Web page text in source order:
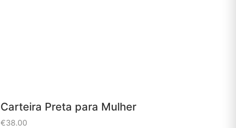
Carteira Preta para Mulher
€38.00